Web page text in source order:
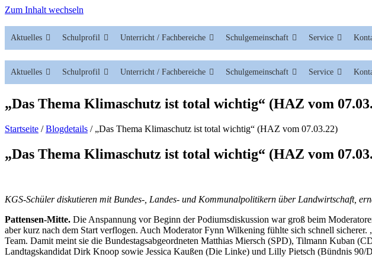
Zum Inhalt wechseln
Aktuelles Schulprofil Unterricht / Fachbereiche Schulgemeinschaft Service
Aktuelles Schulprofil Unterricht / Fachbereiche Schulgemeinschaft Service
„Das Thema Klimaschutz ist total wichtig“ (HAZ vom
Startseite /Blogdetails / „Das Thema Klimaschutz ist total wichtig“ (HAZ vom 07.03.22)
„Das Thema Klimaschutz ist total wichtig“ (HAZ vom
KGS-Schüler diskutieren mit Bundes-, Landes- und Kommunalpolitikern über Landwirtschaft,
Pattensen-Mitte. Die Anspannung vor Beginn der Podiumsdiskussion war groß beim
aber kurz nach dem Start verflogen. Auch Moderator Fynn Wilkening fühlte sich schnell
Team. Damit meint sie die Bundestagsabgeordneten Matthias Miersch (SPD), Tilmann Kuban
Landtagskandidat Dirk Knoop sowie Jessica Kaußen (Die Linke) und Lilly Pietsch (Bündnis 90/